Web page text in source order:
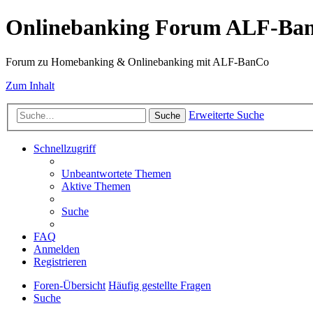
Onlinebanking Forum ALF-
Forum zu Homebanking & Onlinebanking mit ALF-BanCo
Zum Inhalt
Suche Erweiterte Suche
Schnellzugriff
Unbeantwortete Themen
Aktive Themen
Suche
FAQ
Anmelden
Registrieren
Foren-Übersicht Häufig gestellte Fragen
Suche